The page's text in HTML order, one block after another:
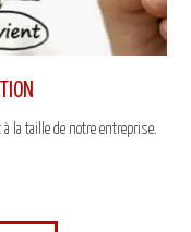
à la taille de notre entreprise.